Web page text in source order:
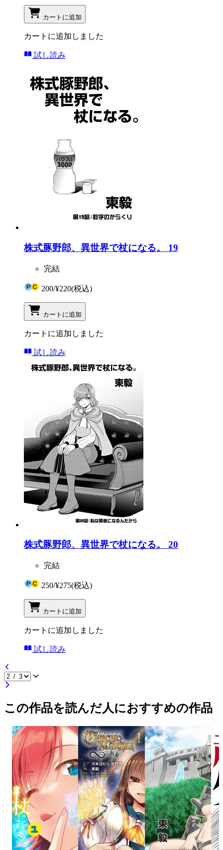
カートに追加
カートに追加しました
試し読み
株式豚野郎、異世界で杖になる。 19
完結
200/¥220(税込)
カートに追加
カートに追加しました
試し読み
株式豚野郎、異世界で杖になる。 20
完結
250/¥275(税込)
カートに追加
カートに追加しました
試し読み
この作品を読んだ人におすすめの作品